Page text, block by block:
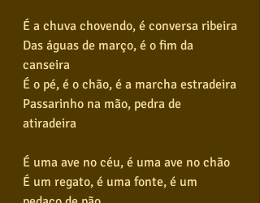
É a chuva chovendo, é conversa ribeira
Das águas de março, é o fim da
canseira
É o pé, é o chão, é a marcha estradeira
Passarinho na mão, pedra de
atiradeira
É uma ave no céu, é uma ave no chão
É um regato, é uma fonte, é um